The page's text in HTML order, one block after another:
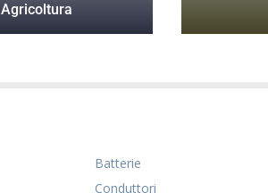
Agricoltura
Batterie
Conduttori